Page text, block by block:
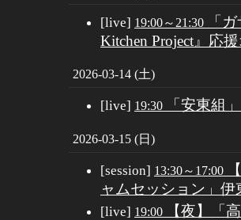
[live] 19:00～21:30 「
Kitchen Project』応
2026-03-14 (土)
[live] 19:30 「安東組
2026-03-15 (日)
[session] 13:30～17:00
ャムセッション」伊
[live] 19:00 【夜】「